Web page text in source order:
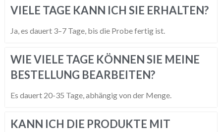
VIELE TAGE KANN ICH SIE ERHALTEN?
Ja, es dauert 3–7 Tage, bis die Probe fertig ist.
WIE VIELE TAGE KÖNNEN SIE MEINE
BESTELLUNG BEARBEITEN?
Es dauert 20-35 Tage, abhängig von der Menge.
KANN ICH DIE PRODUKTE MIT